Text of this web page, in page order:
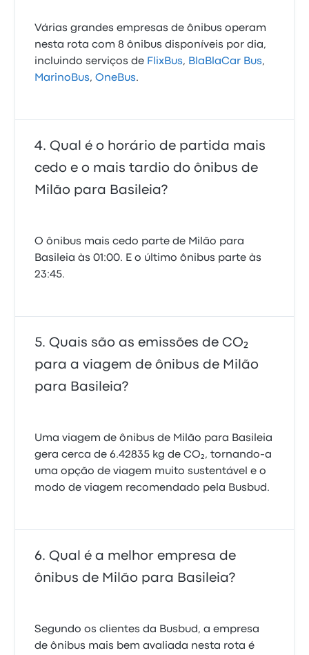
Várias grandes empresas de ônibus operam
nesta rota com 8 ônibus disponíveis por dia,
incluindo serviços de FlixBus, BlaBlaCar Bus,
MarinoBus,OneBus.
Qual é o horário de partida mais
cedo e o mais tardio do ônibus de
Milão para Basileia?
O ônibus mais cedo parte de Milão para
Basileia às 01:00. E o último ônibus parte às
23:45.
Quais são as emissões de CO₂
para a viagem de ônibus de Milão
para Basileia?
Uma viagem de ônibus de Milão para Basileia
gera cerca de 6.42835 kg de CO₂, tornando-a
uma opção de viagem muito sustentável e o
modo de viagem recomendado pela Busbud.
Qual é a melhor empresa de
ônibus de Milão para Basileia?
Segundo os clientes da Busbud, a empresa
de ônibus mais bem avaliada nesta rota é